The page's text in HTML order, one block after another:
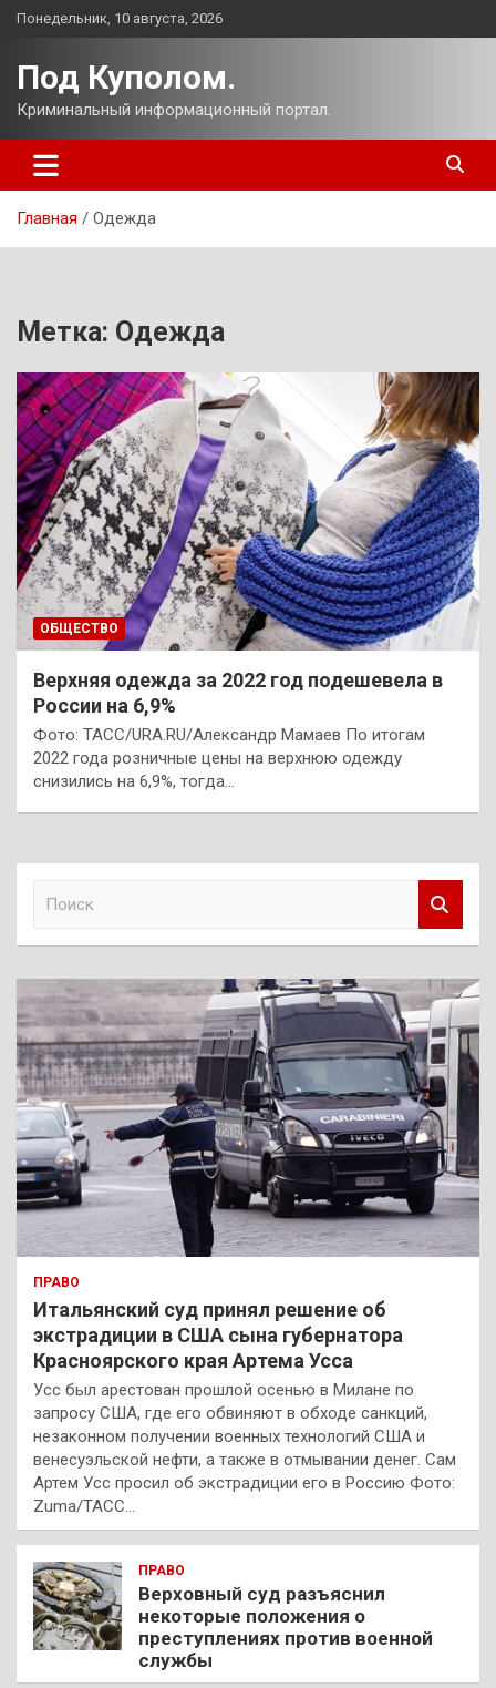
Перейти
Понедельник, 10 августа, 2026
Под Куполом.
Криминальный информационный портал.
Главная Одежда
Метка: Одежда
ОБЩЕСТВО
Верхняя одежда за 2022 год подешевела в
России на 6,9%
Фото: ТАСС/URA.RU/Александр Мамаев По итогам
2022 года розничные цены на верхнюю одежду
снизились на 6,9%, тогда…
к
ПРАВО
Итальянский суд принял решение об
экстрадиции в США сына губернатора
Красноярского края Артема Усса
Усс был арестован прошлой осенью в Милане по
запросу США, где его обвиняют в обходе санкций,
незаконном получении военных технологий США и
венесуэльской нефти, а также в отмывании денег. Сам
Артем Усс просил об экстрадиции его в Россию Фото:
Zuma/ТАСС…
ПРАВО
Верховный суд разъяснил
некоторые положения о
преступлениях против военной
службы